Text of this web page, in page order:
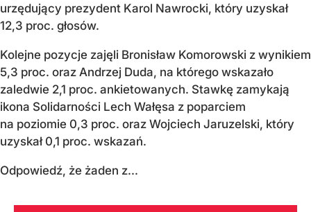
urzędujący prezydent Karol Nawrocki, który uzyskał
12,3 proc. głosów.
Kolejne pozycje zajęli Bronisław Komorowski z wynikiem
5,3 proc. oraz Andrzej Duda, na którego wskazało
zaledwie 2,1 proc. ankietowanych. Stawkę zamykają
ikona Solidarności Lech Wałęsa z poparciem
na poziomie 0,3 proc. oraz Wojciech Jaruzelski, który
uzyskał 0,1 proc. wskazań.
Odpowiedź, że żaden z...